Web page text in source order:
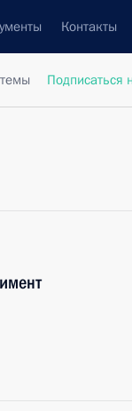
Контакты
Подписаться